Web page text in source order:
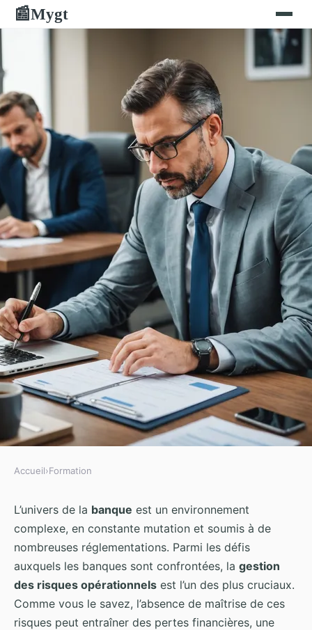
📰Mygt
Quels sont les principes de
formation en gestion des risques
opérationnels pour les banques?
Iris•27 août 2024•6 min de lecture
Accueil›Formation
L’univers de la banque est un environnement
complexe, en constante mutation et soumis à de
nombreuses réglementations. Parmi les défis
auxquels les banques sont confrontées, la gestion
des risques opérationnels est l’un des plus cruciaux.
Comme vous le savez, l’absence de maîtrise de ces
risques peut entraîner des pertes financières, une